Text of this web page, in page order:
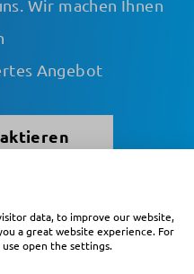
Wir machen Ihnen
Angebot
data, to improve our website,
a great website experience. For
open the settings.